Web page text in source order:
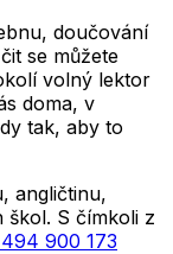
doučování
se můžete
volný lektor
doma, v
tak, aby to
angličtinu,
škol. S čímkoli z
900 173